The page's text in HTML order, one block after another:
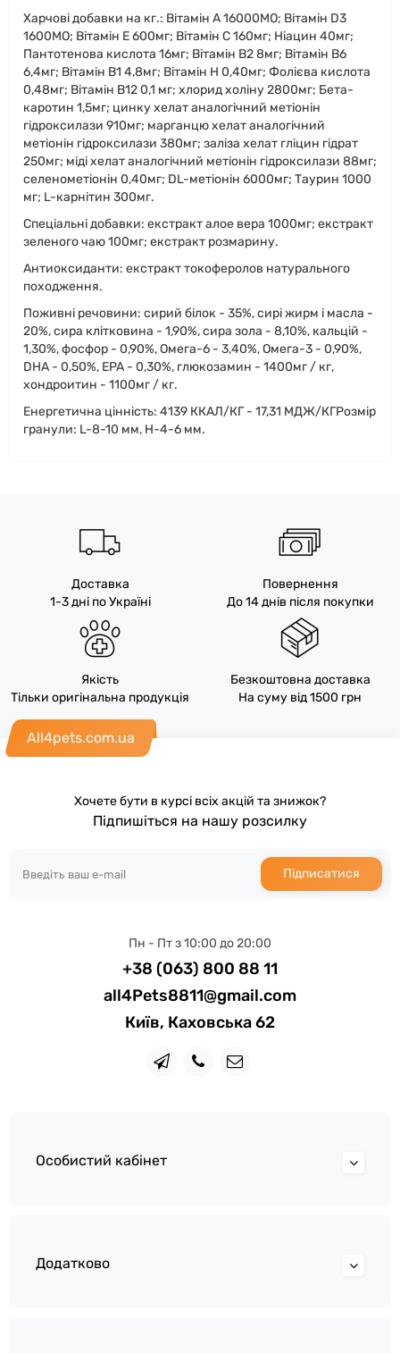
Харчові добавки на кг.: Вітамін А 16000МО; Вітамін D3
1600МО; Вітамін Е 600мг; Вітамін С 160мг; Ніацин 40мг;
Пантотенова кислота 16мг; Вітамін В2 8мг; Вітамін В6
6,4мг; Вітамін В1 4,8мг; Вітамін Н 0,40мг; Фолієва кислота
0,48мг; Вітамін В12 0,1 мг; хлорид холіну 2800мг; Бета-
каротин 1,5мг; цинку хелат аналогічний метіонін
гідроксилази 910мг; марганцю хелат аналогічний
метіонін гідроксилази 380мг; заліза хелат гліцин гідрат
250мг; міді хелат аналогічний метіонін гідроксилази 88мг;
селенометіонін 0,40мг; DL-метіонін 6000мг; Таурин 1000
мг; L-карнітин 300мг.
Спеціальні добавки: екстракт алое вера 1000мг; екстракт
зеленого чаю 100мг; екстракт розмарину.
Антиоксиданти: екстракт токоферолов натурального
походження.
Поживні речовини: сирий білок - 35%, сирі жирм і масла -
20%, сира клітковина - 1,90%, сира зола - 8,10%, кальцій -
1,30%, фосфор - 0,90%, Омега-6 - 3,40%, Омега-3 - 0,90%,
DHA - 0,50%, EPA - 0,30%, глюкозамин - 1400мг / кг,
хондроитин - 1100мг / кг.
Енергетична цінність: 4139 ККАЛ/КГ - 17,31 МДЖ/КГРозмір
гранули: L-8-10 мм, H-4-6 мм.
Доставка
1-3 дні по Україні
Повернення
До 14 днів після покупки
Якість
Тільки оригінальна продукція
Безкоштовна доставка
На суму від 1500 грн
All4pets.com.ua
Хочете бути в курсі всіх акцій та знижок?
Підпишіться на нашу розсилку
Підписатися
Пн - Пт з 10:00 до 20:00
+38 (063) 800 88 11
all4Pets8811@gmail.com
Київ, Каховська 62
Особистий кабінет
Додатково